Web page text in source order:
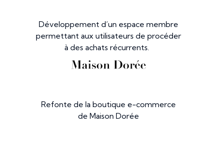
Développement d’un espace membre
permettant aux utilisateurs de procéder
à des achats récurrents.
Refonte de la boutique e-commerce
de Maison Dorée